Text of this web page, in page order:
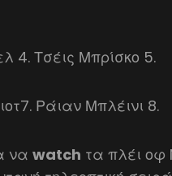
4. Τσέις Μπρίσκο 5.
Ράιαν Μπλέινι 8.
ναwatch τα πλέι οφ